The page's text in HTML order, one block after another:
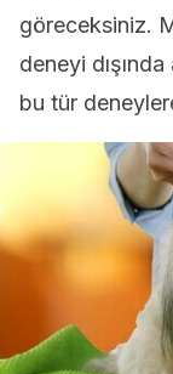
göreceksiniz.
deneyi
bu tür